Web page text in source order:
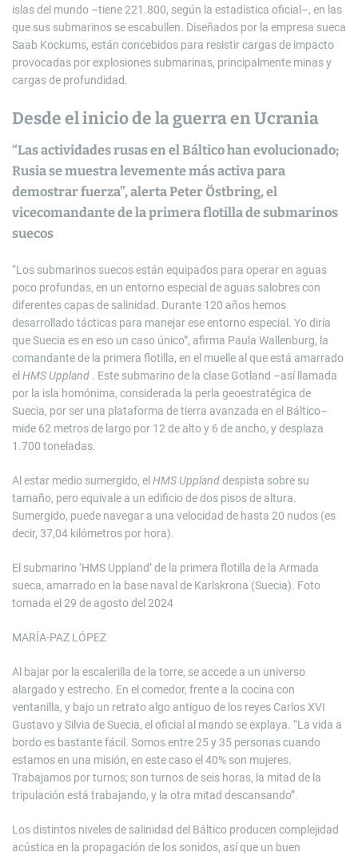
islas del mundo –tiene 221.800, según la estadística oficial–, en las
que sus submarinos se escabullen. Diseñados por la empresa sueca
­Saab Kockums, están concebidos para resistir cargas de impacto
provocadas por explosiones submarinas, principalmente minas y
cargas de profundidad.
Desde el inicio de la guerra en Ucrania
“Las actividades rusas en el Báltico han evolucionado;
Rusia se muestra levemente más activa para
demostrar fuerza”, alerta Peter Östbring, el
vicecomandante de la primera flotilla de submarinos
suecos
“Los submarinos suecos están equipados para operar en aguas
poco profundas, en un entorno especial de aguas salobres con
diferentes capas de salinidad. Durante 120 años hemos
desarrollado tácticas para manejar ese entorno especial. Yo diría
que Suecia es en eso un caso único”, afirma Paula Wallenburg, la
comandante de la primera flotilla, en el muelle al que está amarrado
el HMS Uppland . Este submarino de la clase Gotland –así llamada
por la isla homónima, considerada la perla geoestratégica de
Suecia, por ser una plataforma de tierra avanzada en el Báltico–
mide 62 metros de largo por 12 de alto y 6 de ancho, y desplaza
1.700 toneladas.
Al estar medio sumergido, el HMS Upplanddespista sobre su
tamaño, pero equivale a un edificio de dos pisos de altura.
Sumergido, puede navegar a una velocidad de hasta 20 nudos (es
decir, 37,04 kilómetros por hora).
El submarino ‘HMS Uppland’ de la primera flotilla de la Armada
sueca, amarrado en la base naval de Karlskrona (Suecia). Foto
tomada el 29 de agosto del 2024
MARÍA-PAZ LÓPEZ
Al bajar por la escalerilla de la torre, se accede a un universo
alargado y estrecho. En el comedor, frente a la cocina con
ventanilla, y bajo un retrato algo antiguo de los reyes Carlos XVI
Gustavo y Silvia de Suecia, el oficial al mando se explaya. “La vida a
bordo es bastante fácil. Somos entre 25 y 35 personas cuando
estamos en una misión, en este caso el 40% son mujeres.
Trabajamos por turnos; son turnos de seis horas, la mitad de la
tripulación está trabajando, y la otra mitad descansando”.
Los distintos niveles de salinidad del Báltico producen complejidad
acústica en la propagación de los sonidos, así que un buen